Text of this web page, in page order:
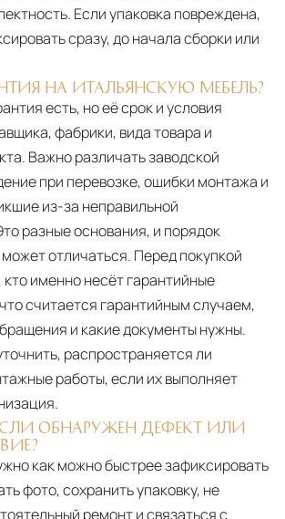
Если упаковка повреждена,
сразу, до начала сборки или
НА ИТАЛЬЯНСКУЮ МЕБЕЛЬ?
есть, но её срок и условия
фабрики, вида товара и
Важно различать заводской
при перевозке, ошибки монтажа и
из-за неправильной
разные основания, и порядок
отличаться. Перед покупкой
именно несёт гарантийные
считается гарантийным случаем,
и какие документы нужны.
распространяется ли
работы, если их выполняет
ОБНАРУЖЕН ДЕФЕКТ ИЛИ
как можно быстрее зафиксировать
фото, сохранить упаковку, не
ремонт и связаться с